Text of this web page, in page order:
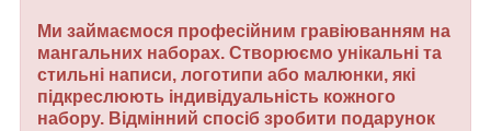
Ми займаємося професійним гравіюванням на
мангальних наборах. Створюємо унікальні та
стильні написи, логотипи або малюнки, які
підкреслюють індивідуальність кожного
набору. Відмінний спосіб зробити подарунок